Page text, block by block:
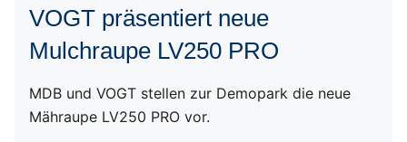
VOGT präsentiert neue
Mulchraupe LV250 PRO
MDB und VOGT stellen zur Demopark die neue
Mähraupe LV250 PRO vor.